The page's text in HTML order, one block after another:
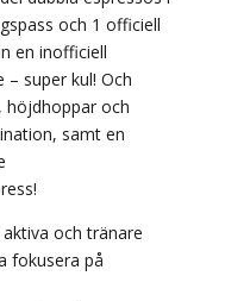
och 1 officiell
en inofficiell
super kul! Och
höjdhoppar och
samt en
och tränare
fokusera på